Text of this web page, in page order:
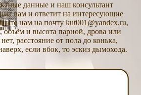
данные и наш консультант
вам и ответит на интересующие
нам на почту kut001@yandex.ru,
объём и высота парной, дрова или
расстояние от пола до конька,
если вбок, то эскиз дымохода.